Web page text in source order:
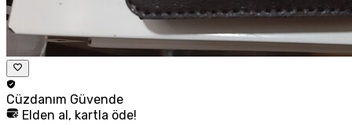
Cüzdanım Güvende
Elden al, kartla öde!